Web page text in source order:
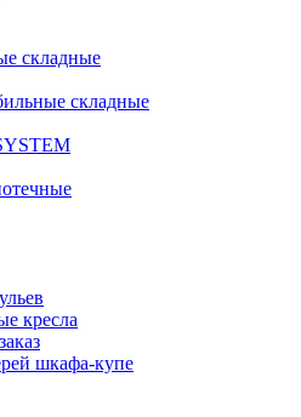
складные
складные
кресла
шкафа-купе